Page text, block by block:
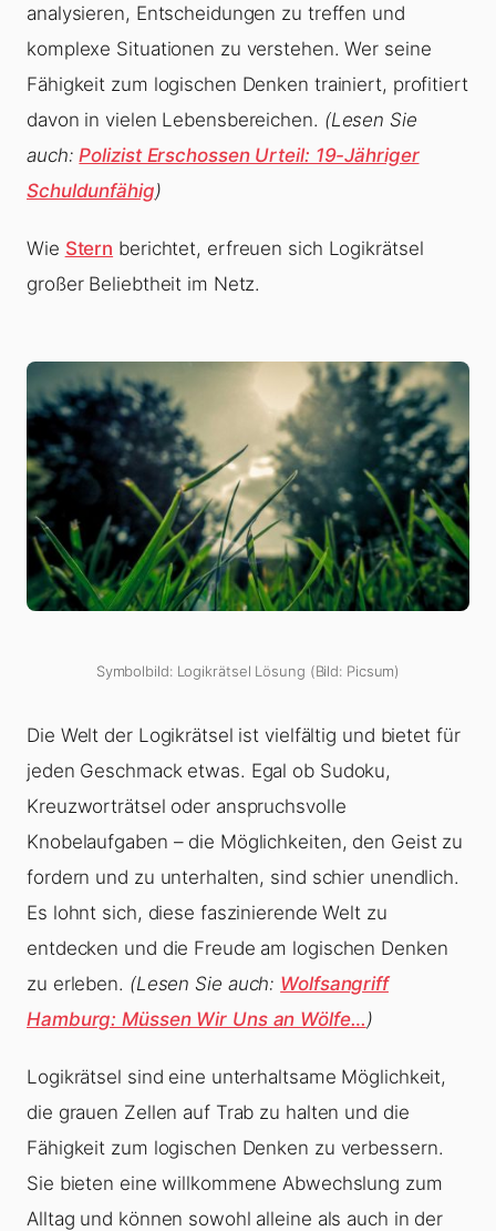
analysieren, Entscheidungen zu treffen und
komplexe Situationen zu verstehen. Wer seine
Fähigkeit zum logischen Denken trainiert, profitiert
davon in vielen Lebensbereichen. (Lesen Sie
auch:Polizist Erschossen Urteil: 19-Jähriger
Schuldunfähig)
Wie Stern berichtet, erfreuen sich Logikrätsel
großer Beliebtheit im Netz.
Symbolbild: Logikrätsel Lösung (Bild: Picsum)
Die Welt der Logikrätsel ist vielfältig und bietet für
jeden Geschmack etwas. Egal ob Sudoku,
Kreuzworträtsel oder anspruchsvolle
Knobelaufgaben – die Möglichkeiten, den Geist zu
fordern und zu unterhalten, sind schier unendlich.
Es lohnt sich, diese faszinierende Welt zu
entdecken und die Freude am logischen Denken
zu erleben. (Lesen Sie auch: Wolfsangriff
Hamburg: Müssen Wir Uns an Wölfe… )
Logikrätsel sind eine unterhaltsame Möglichkeit,
die grauen Zellen auf Trab zu halten und die
Fähigkeit zum logischen Denken zu verbessern.
Sie bieten eine willkommene Abwechslung zum
Alltag und können sowohl alleine als auch in der